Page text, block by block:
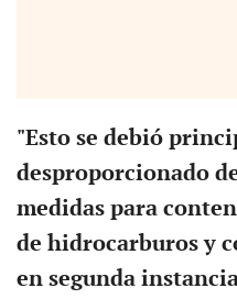
"Esto se debió
desproporcionado
medidas para
de hidrocarburos y
en segunda